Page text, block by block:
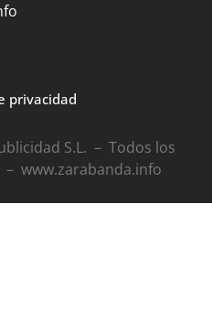
privacidad
S.L. – Todos los
www.zarabanda.info